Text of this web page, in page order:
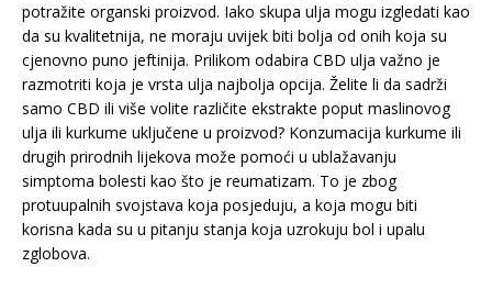
potražite organski proizvod. Iako skupa ulja mogu izgledati kao
da su kvalitetnija, ne moraju uvijek biti bolja od onih koja su
cjenovno puno jeftinija. Prilikom odabira CBD ulja važno je
razmotriti koja je vrsta ulja najbolja opcija. Želite li da sadrži
samo CBD ili više volite različite ekstrakte poput maslinovog
ulja ili kurkume uključene u proizvod? Konzumacija kurkume ili
drugih prirodnih lijekova može pomoći u ublažavanju
simptoma bolesti kao što je reumatizam. To je zbog
protuupalnih svojstava koja posjeduju, a koja mogu biti
korisna kada su u pitanju stanja koja uzrokuju bol i upalu
zglobova.